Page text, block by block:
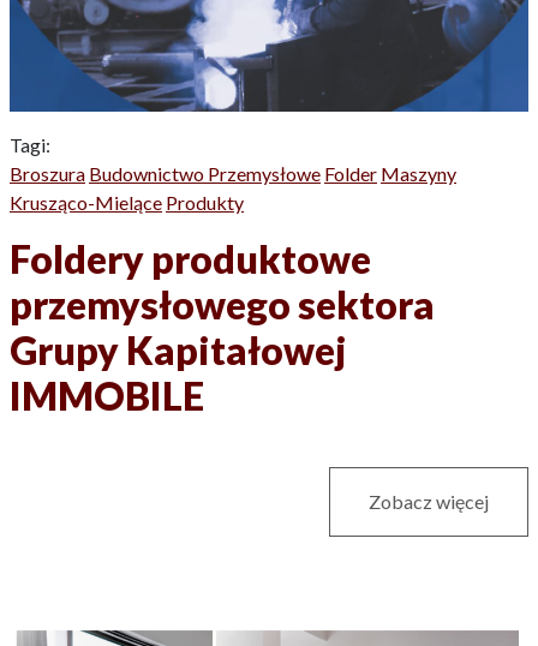
Tagi:
Broszura Budownictwo Przemysłowe Folder Maszyny
Krusząco-Mielące Produkty
Foldery produktowe
przemysłowego sektora
Grupy Kapitałowej
IMMOBILE
Zobacz więcej